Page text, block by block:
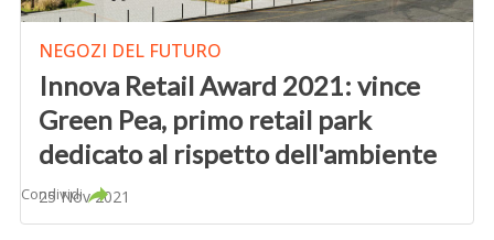
NEGOZI DEL FUTURO
Innova Retail Award 2021: vince
Green Pea, primo retail park
dedicato al rispetto dell'ambiente
25 Nov 2021
Condividi